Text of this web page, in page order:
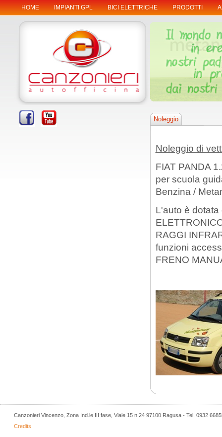
HOME IMPIANTI GPL BICI ELETTRICHE PRODOTTI
Noleggio
Noleggio di
FIAT PANDA
per scuola
Benzina /
L'auto è
RAGGI
funzioni
FRENO
Canzonieri Vincenzo, Zona Ind.le III fase, Viale 15 n.24 97100 Ragusa - Tel. 0932
Credits